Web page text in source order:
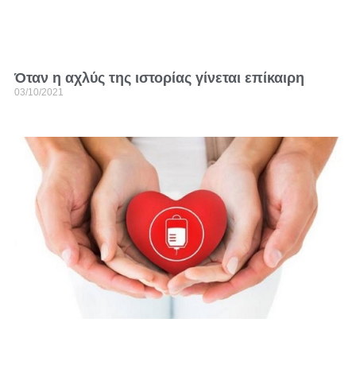
Όταν η αχλύς της ιστορίας γίνεται επίκαιρη
03/10/2021